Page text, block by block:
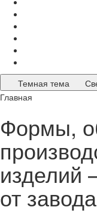
Темная тема
Главная
Формы,
изделий
от